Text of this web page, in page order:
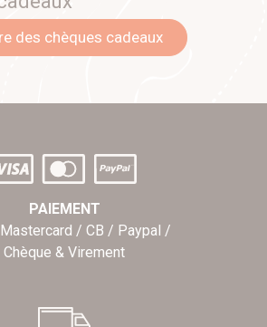
des chèques cadeaux
PAIEMENT
/ CB / Paypal /
Chèque & Virement